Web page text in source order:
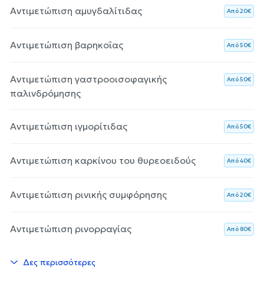
Αντιμετώπιση αμυγδαλίτιδας Aπό 20€
Αντιμετώπιση βαρηκοΐας Aπό 50€
Αντιμετώπιση γαστροοισοφαγικής
παλινδρόμησης
Aπό 50€
Αντιμετώπιση ιγμορίτιδας Aπό 50€
Αντιμετώπιση καρκίνου του θυρεοειδούς Aπό 40€
Αντιμετώπιση ρινικής συμφόρησης Aπό 20€
Αντιμετώπιση ρινορραγίας Aπό 80€
Δες περισσότερες